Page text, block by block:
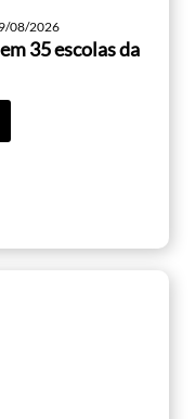
08/2026
35 escolas da